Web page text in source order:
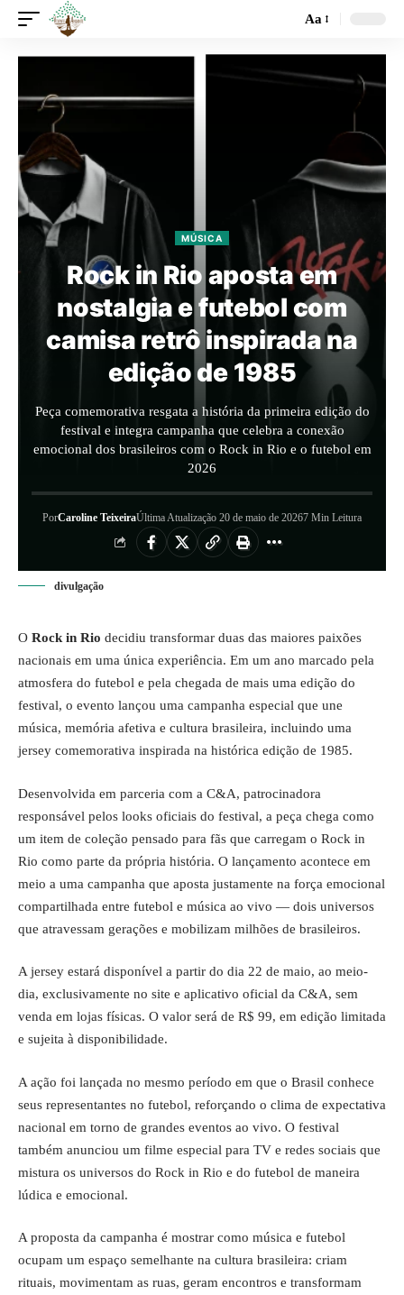
Aa
MÚSICA
Rock in Rio aposta em
nostalgia e futebol com
camisa retrô inspirada na
edição de 1985
Peça comemorativa resgata a história da primeira edição do
festival e integra campanha que celebra a conexão
emocional dos brasileiros com o Rock in Rio e o futebol em
2026
PorCaroline TeixeiraÚltima Atualização 20 de maio de 20267 Min Leitura
divulgação
O Rock in Rio decidiu transformar duas das maiores paixões
nacionais em uma única experiência. Em um ano marcado pela
atmosfera do futebol e pela chegada de mais uma edição do
festival, o evento lançou uma campanha especial que une
música, memória afetiva e cultura brasileira, incluindo uma
jersey comemorativa inspirada na histórica edição de 1985.
Desenvolvida em parceria com a C&A, patrocinadora
responsável pelos looks oficiais do festival, a peça chega como
um item de coleção pensado para fãs que carregam o Rock in
Rio como parte da própria história. O lançamento acontece em
meio a uma campanha que aposta justamente na força emocional
compartilhada entre futebol e música ao vivo — dois universos
que atravessam gerações e mobilizam milhões de brasileiros.
A jersey estará disponível a partir do dia 22 de maio, ao meio-
dia, exclusivamente no site e aplicativo oficial da C&A, sem
venda em lojas físicas. O valor será de R$ 99, em edição limitada
e sujeita à disponibilidade.
A ação foi lançada no mesmo período em que o Brasil conhece
seus representantes no futebol, reforçando o clima de expectativa
nacional em torno de grandes eventos ao vivo. O festival
também anunciou um filme especial para TV e redes sociais que
mistura os universos do Rock in Rio e do futebol de maneira
lúdica e emocional.
A proposta da campanha é mostrar como música e futebol
ocupam um espaço semelhante na cultura brasileira: criam
rituais, movimentam as ruas, geram encontros e transformam